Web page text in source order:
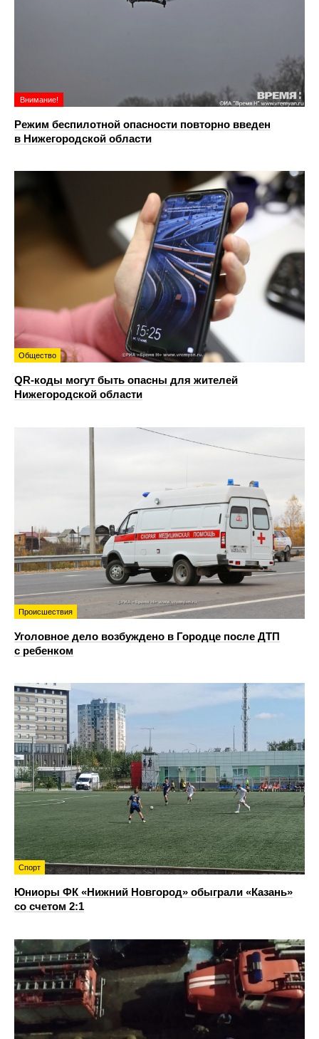
Внимание!
Режим беспилотной опасности повторно введен
в Нижегородской области
Общество
QR-коды могут быть опасны для жителей
Нижегородской области
Происшествия
Уголовное дело возбуждено в Городце после ДТП
с ребенком
Спорт
Юниоры ФК «Нижний Новгород» обыграли «Казань»
со счетом 2:1